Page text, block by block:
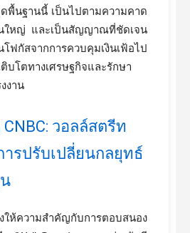
พื้นฐานนี้ เป็นไปตามความคาด
ใหญ่ และเป็นสัญญาณที่ชัดเจน
โฟกัสจากการควบคุมเงินเฟ้อไป
บโตทางเศรษฐกิจและรักษา
งาน
วอลล์สตรีท
รปรับเปลี่ยนกลยุทธ์
ให้ความสำคัญกับการตอบสนอง